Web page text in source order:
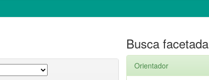
Busca facetada
Orientador